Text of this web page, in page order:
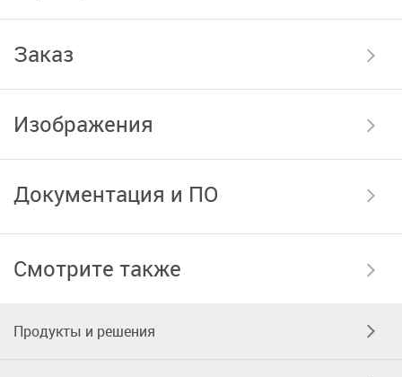
Заказ
Изображения
Документация и ПО
Смотрите также
Продукты и решения